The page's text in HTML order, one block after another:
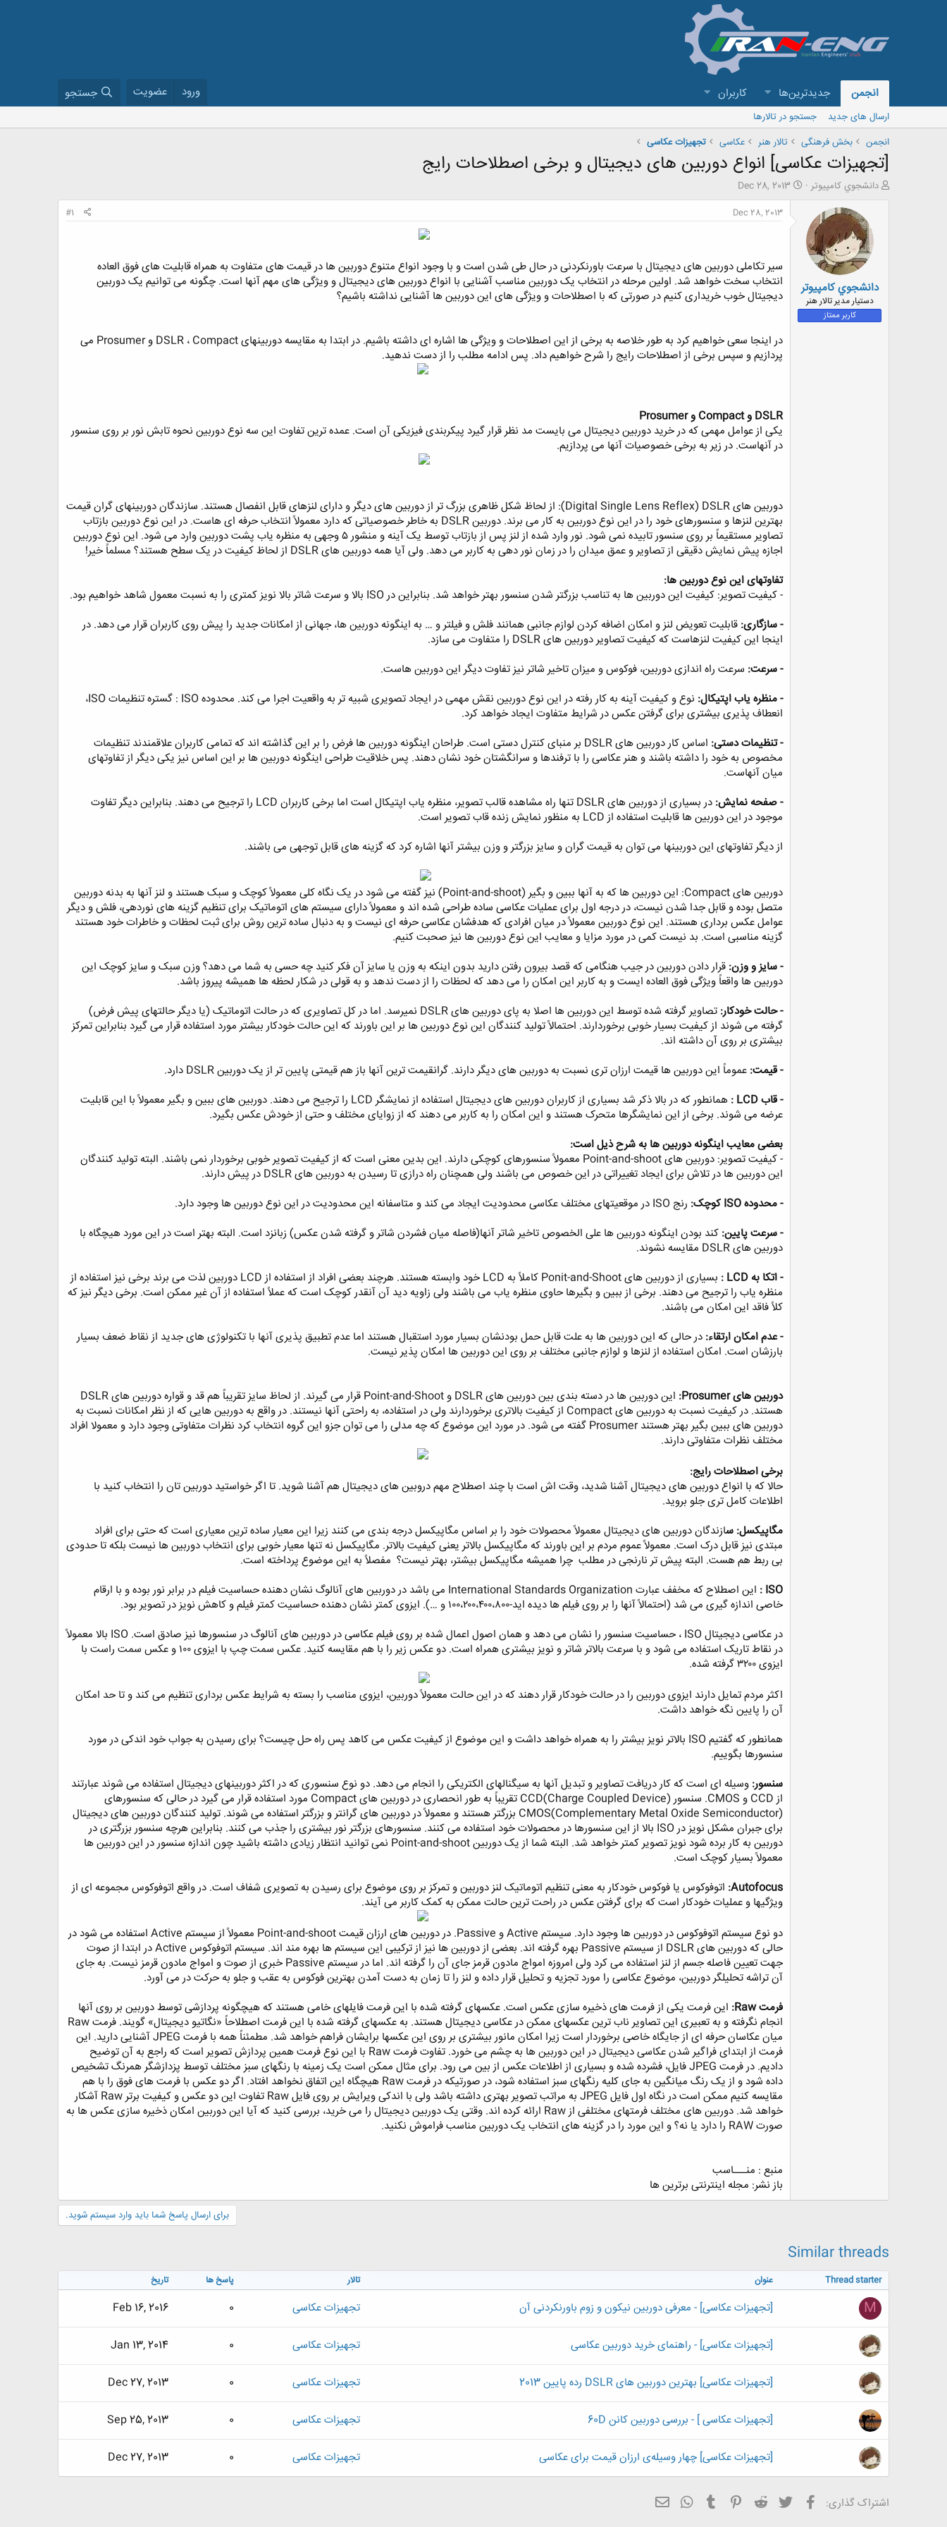
انجمن جدیدترین‌ها کاربران ورود عضویت جستجو
ارسال های جدید
جستجو در تالارها
انجمن
بخش فرهنگی تالار هنر عکاسی تجهیزات عکاسی
[تجهیزات عکاسی] انواع دوربین های دیجیتال و برخی اصطلاحات رایج
ش
ه
و
ض
دانشجوي كامپيوتر
ت
ا
ی
Dec 28, 2013
دانشجوي كامپيوتر
دستیار مدیر تالار هنر
کاربر ممتاز
Dec 28, 2013
#1
سیر تکاملی دوربین های دیجیتال با سرعت باورنکردنی در حال طی شدن است و با وجود انواع متنوع دوربین ها در قیمت های متفاوت به همراه قابلیت های فوق العاده
انتخاب سخت خواهد شد. اولین مرحله در انتخاب یک دوربین مناسب آشنایی با انواع دوربین های دیجیتال و ویژگی های مهم آنها است. چگونه می توانیم یک دوربین
دیجیتال خوب خریداری کنیم در صورتی که با اصطلاحات و ویژگی های این دوربین ها آشنایی نداشته باشیم؟ ‏
در اینجا سعی خواهیم کرد به طور خلاصه به برخی از این اصطلاحات و ویژگی ها اشاره ای داشته باشیم. در ابتدا به مقایسه دوربینهای DSLR ، Compact و Prosumer می
پردازیم و سپس برخی از اصطلاحات رایج را شرح خواهیم داد. پس ادامه مطلب را از دست ندهید. ‏
یکی از عوامل مهمی که در خرید دوربین دیجیتال می بایست مد نظر قرار گیرد پیکربندی فیزیکی آن است. عمده ترین تفاوت این سه نوع دوربین نحوه تابش نور بر روی سنسور
در آنهاست. در زیر به برخی خصوصیات آنها می پردازیم. ‏
‏دوربین های Digital Single Lens Reflex) DSLR): از لحاظ شکل ظاهری بزرگ تر از دوربین های دیگر و دارای لنزهای قابل انفصال هستند. سازندگان دوربینهای گران قیمت
بهترین لنزها و سنسورهای خود را در این نوع دوربین به کار می برند. دوربین DSLR به خاطر خصوصیاتی که دارد معمولاً‌ انتخاب حرفه ای هاست. در این نوع دوربین بازتاب
تصاویر مستقیماً بر روی سنسور تابیده نمی شود. نور وارد شده از لنز پس از بازتاب توسط یک آینه و منشور ۵ وجهی به منظره یاب پشت دوربین وارد می شود. این نوع دوربین
اجازه پیش نمایش دقیقی از تصاویر و عمق میدان را در زمان نور دهی به کاربر می دهد. ولی آیا همه دوربین های DSLR از لحاظ کیفیت در یک سطح هستند؟ مسلماً خیر! ‏
تفاوتهای این نوع دوربین ها: ‏
- کیفیت تصویر: کیفیت این دوربین ها به تناسب بزرگتر شدن سنسور بهتر خواهد شد. بنابراین در ISO بالا و سرعت شاتر بالا نویز کمتری را به نسبت معمول شاهد خواهیم بود. ‏
- سازگاری: قابلیت تعویض لنز و امکان اضافه کردن لوازم جانبی همانند فلش و فیلتر و … به اینگونه دوربین ها، جهانی از امکانات جدید را پیش روی کاربران قرار می دهد. در
اینجا این کیفیت لنزهاست که کیفیت تصاویر دوربین های DSLR را متفاوت می سازد. ‏
- سرعت: سرعت راه اندازی دوربین، فوکوس و میزان تاخیر شاتر نیز تفاوت دیگر این دوربین هاست. ‏
- منظره یاب اپتیکال:
نوع و کیفیت آینه به کار رفته در این نوع دوربین نقش مهمی در ایجاد تصویری شبیه تر به واقعیت اجرا می کند. محدوده ISO : گستره تنظیمات ISO،
انعطاف پذیری بیشتری برای گرفتن عکس در شرایط متفاوت ایجاد خواهد کرد. ‏
- تنظیمات دستی:
اساس کار دوربین های DSLR بر منبای کنترل دستی است. طراحان اینگونه دوربین ها فرض را بر این گذاشته اند که تمامی کاربران علاقمندند تنظیمات
مخصوص به خود را داشته باشند و هنر عکاسی را با ترفندها و سرانگشتان خود نشان دهند. پس خلاقیت طراحی اینگونه دوربین ها بر این اساس نیز یکی دیگر از تفاوتهای
میان آنهاست. ‏
- صفحه نمایش:
در بسیاری از دوربین های DSLR تنها راه مشاهده قالب تصویر، منظره یاب اپتیکال است اما برخی کاربران LCD را ترجیح می دهند. بنابراین دیگر تفاوت
موجود در این دوربین ها قابلیت استفاده از LCD به منظور نمایش زنده قاب تصویر است. ‏
از دیگر تفاوتهای این دوربینها می توان به قیمت گران و سایز بزرگتر و وزن بیشتر آنها اشاره کرد که گزینه های قابل توجهی می باشند. ‏
‏دوربین های Compact: این دوربین ها که به آنها ببین و بگیر (Point-and-shoot) نیز گفته می شود در یک نگاه کلی معمولاً کوچک و سبک هستند و لنز آنها به بدنه دوربین
متصل بوده و قابل جدا شدن نیست، در درجه اول برای عملیات عکاسی ساده طراحی شده اند و معمولاً دارای سیستم های اتوماتیک برای تنظیم گزینه های نوردهی، فلش و دیگر
عوامل عکس برداری هستند. این نوع دوربین معمولاً در میان افرادی که هدفشان عکاسی حرفه ای نیست و به دنبال ساده ترین روش برای ثبت لحظات و خاطرات خود هستند
گزینه مناسبی است. بد نیست کمی در مورد مزایا و معایب این نوع دوربین ها نیز صحبت کنیم. ‏
- سایز و وزن: قرار دادن دوربین در جیب هنگامی که قصد بیرون رفتن دارید بدون اینکه به وزن یا سایز آن فکر کنید چه حسی به شما می دهد؟ وزن سبک و سایز کوچک این
دوربین ها واقعاً ویژگی فوق العاده ایست و به کاربر این امکان را می دهد که لحظات را از دست ندهد و به قولی در شکار لحظه ها همیشه پیروز باشد. ‏
- حالت خودکار:
تصاویر گرفته شده توسط این دوربین ها اصلا به پای دوربین های DSLR نمیرسد. اما در کل تصاویری که در حالت اتوماتیک (یا دیگر حالتهای پیش فرض)
گرفته می شوند از کیفیت بسیار خوبی برخوردارند. احتمالاً تولید کنندگان این نوع دوربین ها بر این باورند که این حالت خودکار بیشتر مورد استفاده قرار می گیرد بنابراین تمرکز
بیشتری بر روی آن داشته اند. ‏
- قیمت: عموماً این دوربین ها قیمت ارزان تری نسبت به دوربین های دیگر دارند. گرانقیمت ترین آنها باز هم قیمتی پایین تر از یک دوربین DSLR دارد. ‏
- قاب LCD :
همانطور که در بالا ذکر شد بسیاری از کاربران دوربین های دیجیتال استفاده از نمایشگر LCD را ترجیح می دهند. دوربین های ببین و بگیر معمولاً با این قابلیت
عرضه می شوند. برخی از این نمایشگرها متحرک هستند و این امکان را به کاربر می دهند که از زوایای مختلف و حتی از خودش عکس بگیرد. ‏
بعضی معایب اینگونه دوربین ها به شرح ذیل است: ‏
- کیفیت تصویر: دوربین های Point-and-shoot معمولاً سنسورهای کوچکی دارند. این بدین معنی است که از کیفیت تصویر خوبی برخوردار نمی باشند. البته تولید کنندگان
این دوربین ها در تلاش برای ایجاد تغییراتی در این خصوص می باشند ولی همچنان راه درازی تا رسیدن به دوربین های DSLR در پیش دارند. ‏
- محدوده ISO کوچک:
رنج ISO در موقعیتهای مختلف عکاسی محدودیت ایجاد می کند و متاسفانه این محدودیت در این نوع دوربین ها وجود دارد. ‏
- سرعت پایین: کند بودن اینگونه دوربین ها علی الخصوص تاخیر شاتر آنها(فاصله میان فشردن شاتر و گرفته شدن عکس) زبانزد است. البته بهتر است در این مورد هیچگاه با
دوربین های DSLR مقایسه نشوند. ‏
- اتکا به LCD :
بسیاری از دوربین های Ponit-and-Shoot کاملاً به LCD خود وابسته هستند. هرچند بعضی افراد از استفاده از LCD دوربین لذت می برند برخی نیز استفاده از
منظره یاب را ترجیح می دهند. برخی از ببین و بگیرها حاوی منظره یاب می باشند ولی زاویه دید آن آنقدر کوچک است که عملاً استفاده از آن غیر ممکن است. برخی دیگر نیز که
کلاً فاقد این امکان می باشند. ‏
- عدم امکان ارتقاء: در حالی که این دوربین ها به علت قابل حمل بودنشان بسیار مورد استقبال هستند اما عدم تطبیق پذیری آنها با تکنولوژی های جدید از نقاط ضعف بسیار
بارزشان است. امکان استفاده از لنزها و لوازم جانبی مختلف بر روی این دوربین ها امکان پذیر نیست. ‏
‏دوربین های Prosumer:
این دوربین ها در دسته بندی بین دوربین های DSLR و Point-and-Shoot قرار می گیرند. از لحاظ سایز تقریباً هم قد و قواره دوربین های DSLR
هستند. در کیفیت نسبت به دوربین های Compact از کیفیت بالاتری برخوردارند ولی در استفاده، به راحتی آنها نیستند. در واقع به دوربین هایی که از نظر امکانات نسبت به
دوربین های ببین بگیر بهتر هستند Prosumer گفته می شود. در مورد این موضوع که چه مدلی را می توان جزو این گروه انتخاب کرد نظرات متفاوتی وجود دارد و معمولا افراد
مختلف نظرات متفاوتی دارند. ‏
‏برخی اصطلاحات رایج: ‏
حالا که با انواع دوربین های دیجیتال آشنا شدید، وقت اش است با چند اصطلاح مهم دروبین های دیجیتال هم آشنا شوید. تا اگر خواستید دوربین تان را انتخاب کنید با
اطلاعات کامل تری جلو بروید. ‏
‏مگاپیکسل: سازندگان دوربین های دیجیتال معمولاً محصولات خود را بر اساس مگاپیکسل درجه بندی می کنند زیرا این معیار ساده ترین معیاری است که حتی برای افراد
مبتدی نیز قابل درک است. معمولاً عموم مردم بر این باورند که مگاپیکسل بالاتر یعنی کیفیت بالاتر. مگاپیکسل نه تنها معیار خوبی برای انتخاب دوربین ها نیست بلکه تا حدودی
بی ربط هم هست. البته پیش تر نارنجی در مطلب ‏ چرا همیشه مگاپيکسل بیشتر، بهتر نیست؟ ‏ مفصلاً به این موضوع پرداخته است. ‏
این اصطلاح که مخفف عبارت International Standards Organization می باشد در دوربین های آنالوگ نشان دهنده حساسیت فیلم در برابر نور بوده و با ارقام
خاصی اندازه گیری می شد (احتمالاً آنها را بر روی فیلم ها دیده اید-۱۰۰،۲۰۰،۴۰۰،۸۰۰ و …). ایزوی کمتر نشان دهنده حساسیت کمتر فیلم و کاهش نویز در تصویر بود. ‏
در عکاسی دیجیتال ISO ، حساسیت سنسور را نشان می دهد و همان اصول اعمال شده بر روی فیلم عکاسی در دوربین های آنالوگ در سنسورها نیز صادق است. ISO بالا معمولاً
در نقاط تاریک استفاده می شود و با سرعت بالاتر شاتر و نویز بیشتری همراه است. دو عکس زیر را با هم مقایسه کنید. عکس سمت چپ با ایزوی ۱۰۰ و عکس سمت راست با
ایزوی ۳۲۰۰ گرفته شده.
اکثر مردم تمایل دارند ایزوی دوربین را در حالت خودکار قرار دهند که در این حالت معمولاً دوربین، ایزوی مناسب را بسته به شرایط عکس برداری تنظیم می کند و تا حد امکان
آن را پایین نگه خواهد داشت. ‏
همانطور که گفتیم ISO بالاتر نویز بیشتر را به همراه خواهد داشت و این موضوع از کیفیت عکس می کاهد پس راه حل چیست؟ برای رسیدن به جواب خود اندکی در مورد
سنسورها بگوییم. ‏
‏سنسور: وسیله ای است که کار دریافت تصاویر و تبدیل آنها به سیگنالهای الکتریکی را انجام می دهد. دو نوع سنسوری که در اکثر دوربینهای دیجیتال استفاده می شوند عبارتند
از CCD و CMOS. سنسور (CCD(Charge Coupled Device تقریباً به طور انحصاری در دوربین های Compact مورد استفاده قرار می گیرد در حالی که سنسورهای
CMOS(Complementary Metal Oxide Semiconductor) بزرگتر هستند و معمولاً در دوربین های گرانتر و بزرگتر استفاده می شوند. تولید کنندگان دوربین های دیجیتال
برای جبران مشکل نویز در ISO بالا از این سنسورها در محصولات خود استفاده می کنند. سنسورهای بزرگتر نور بیشتری را جذب می کنند. بنابراین هرچه سنسور بزرگتری در
دوربین به کار برده شود نویز تصویر کمتر خواهد شد. البته شما از یک دوربین Point-and-shoot نمی توانید انتظار زیادی داشته باشید چون اندازه سنسور در این دوربین ها
معمولاً بسیار کوچک است. ‏
‏ اتوفوکوس یا فوکوس خودکار به معنی تنظیم اتوماتیک لنز دوربین و تمرکز بر روی موضوع برای رسیدن به تصویری شفاف است. در واقع اتوفوکوس مجموعه ای از
ویژگیها و عملیات خودکار است که برای گرفتن عکس در راحت ترین حالت ممکن به کمک کاربر می آیند. ‏
دو نوع سیستم اتوفوکوس در دوربین ها وجود دارد. سیستم Active و Passive. در دوربین های ارزان قیمت Point-and-shoot معمولاً از سیستم Active استفاده می شود در
حالی که دوربین های DSLR از سیستم Passive بهره گرفته اند. بعضی از دوربین ها نیز از ترکیبی این سیستم ها بهره مند اند. سیستم اتوفوکوس Active در ابتدا از صوت
جهت تعیین فاصله جسم از لنز استفاده می کرد ولی امروزه امواج مادون قرمز جای آن را گرفته اند. اما در سیستم Passive خبری از صوت و امواج مادون قرمز نیست. به جای
آن تراشه تحلیلگر دوربین، موضوع عکاسی را مورد تجزیه و تحلیل قرار داده و لنز را تا زمان به دست آمدن بهترین فوکوس به عقب و جلو به حرکت در می آورد. ‏
‏فرمت Raw:
این فرمت یکی از فرمت های ذخیره سازی عکس است. عکسهای گرفته شده با این فرمت فایلهای خامی هستند که هیچگونه پردازشی توسط دوربین بر روی آنها
انجام نگرفته و به تعبیری این تصاویر ناب ترین عکسهای ممکن در عکاسی دیجیتال هستند. به عکسهای گرفته شده با این فرمت اصطلاحاً «نگاتیو دیجیتال» گویند. فرمت Raw
میان عکاسان حرفه ای از جایگاه خاصی برخوردار است زیرا امکان مانور بیشتری بر روی این عکسها برایشان فراهم خواهد شد. مطمئناً همه با فرمت JPEG آشنایی دارید. این
فرمت از ابتدای فراگیر شدن عکاسی دیجیتال در این دوربین ها به چشم می خورد. تفاوت فرمت Raw با این نوع فرمت همین پردازش تصویر است که راجع به آن توضیح
دادیم. در فرمت JPEG فایل، فشرده شده و بسیاری از اطلاعات عکس از بین می رود. برای مثال ممکن است یک زمینه با رنگهای سبز مختلف توسط پزدازشگر همرنگ تشخیص
داده شود و از یک رنگ میانگین به جای کلیه رنگهای سبز استفاده شود، در صورتیکه در فرمت Raw هیچگاه این اتفاق نخواهد افتاد. اگر دو عکس با فرمت های فوق را با هم
مقایسه کنیم ممکن است در نگاه اول فایل JPEG به مراتب تصویر بهتری داشته باشد ولی با اندکی ویرایش بر روی فایل Raw تفاوت این دو عکس و کیفیت برتر Raw آشکار
خواهد شد. دوربین های مختلف فرمتهای مختلفی از Raw ارائه کرده اند. وقتی یک دوربین دیجیتال را می خرید، بررسی کنید که آیا این دوربین امکان ذخیره سازی عکس ها به
صورت RAW را دارد یا نه؟ و این مورد را در گزینه های انتخاب یک دوربین مناسب فراموش نکنید.
منبع : منـــاسب
باز نشر: مجله اینترنتی برترین ها
برای ارسال پاسخ شما باید وارد سیستم شوید.
Similar threads
Thread starter عنوان تالار پاسخ ها تاریخ
M [تجهیزات عکاسی] - معرفی دوربین نیکون و زوم باورنکردنی آن تجهیزات عکاسی 0
Feb 16, 2016
[تجهیزات عکاسی] - راهنمای خرید دوربین عکاسی تجهیزات عکاسی 0
Jan 13, 2014
[تجهیزات عکاسی] بهترین دوربین های DSLR رده پایین 2013 تجهیزات عکاسی 0
Dec 27, 2013
[تجهیزات عکاسی ] - بررسی دوربین کانن 60D تجهیزات عکاسی 0
Sep 25, 2013
[تجهیزات عکاسی] چهار وسیله‌ی ارزان قیمت برای عکاسی تجهیزات عکاسی 0
Dec 27, 2013
اشتراک گذاری: فیسبوکتویتر Reddit
Pinterest
Tumblr
WhatsApp